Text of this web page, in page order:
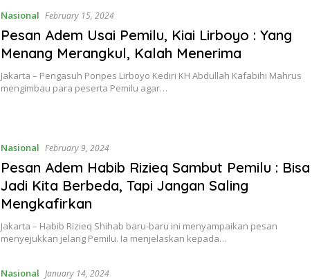
Nasional February 15, 2024
Pesan Adem Usai Pemilu, Kiai Lirboyo : Yang
Menang Merangkul, Kalah Menerima
Jakarta – Pengasuh Ponpes Lirboyo Kediri KH Abdullah Kafabihi Mahrus
mengimbau para peserta Pemilu agar…
Nasional February 9, 2024
Pesan Adem Habib Rizieq Sambut Pemilu : Bisa
Jadi Kita Berbeda, Tapi Jangan Saling
Mengkafirkan
Jakarta – Habib Rizieq Shihab baru-baru ini menyampaikan pesan
menyejukkan jelang Pemilu. Ia menjelaskan kepada…
Nasional January 14, 2024